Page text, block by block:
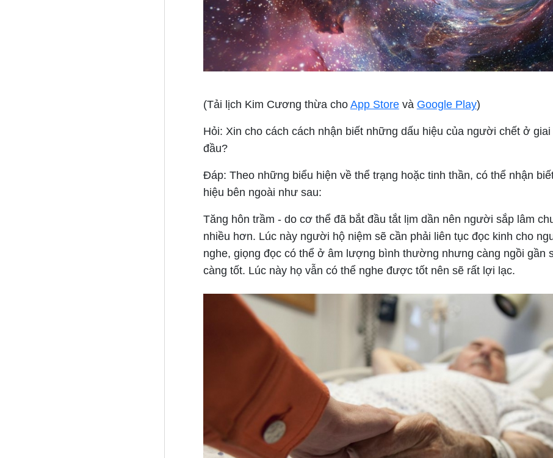
(Tải lịch Kim Cương thừa cho App Storevà Google Play)
Hỏi: Xin cho cách cách nhận biết những dấu hiệu của người chết ở giai
đầu?
Đáp: Theo những biểu hiện về thể trạng hoặc tinh thần, có thể nhận
hiệu bên ngoài như sau:
Tăng hôn trầm - do cơ thể đã bắt đầu tắt lịm dần nên người sắp lâm
nhiều hơn. Lúc này người hộ niệm sẽ cần phải liên tục đọc kinh cho
nghe, giọng đọc có thể ở âm lượng bình thường nhưng càng ngồi gần
càng tốt. Lúc này họ vẫn có thể nghe được tốt nên sẽ rất lợi lạc.